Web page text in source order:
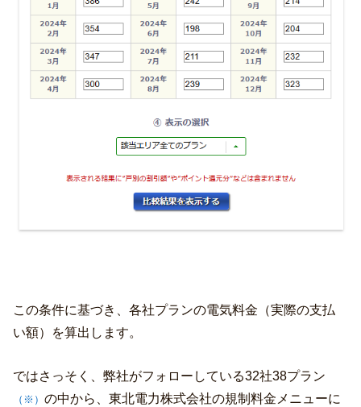
この条件に基づき、各社プランの電気料金（実際の支払
い額）を算出します。
ではさっそく、弊社がフォローしている32社38プラン
（※）の中から、東北電力株式会社の規制料金メニューに